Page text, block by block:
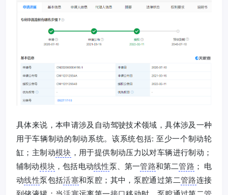
具体来说，本申请涉及自动驾驶技术领域，具体涉及一种
用于车辆制动的制动系统。该系统包括: 至少一个制动轮
缸；主制动模块 ，用于提供制动压力以对车辆进行制动；
辅制动模块 ，包括电动线性泵、第一管路和第二管路 ； 电
动线性泵包括活塞和泵腔；其中，泵腔通过第二管路连接